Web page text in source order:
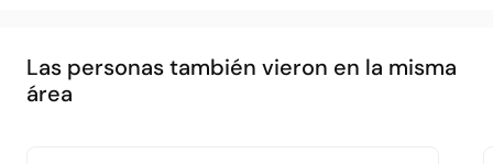
Las personas también vieron en la misma
área